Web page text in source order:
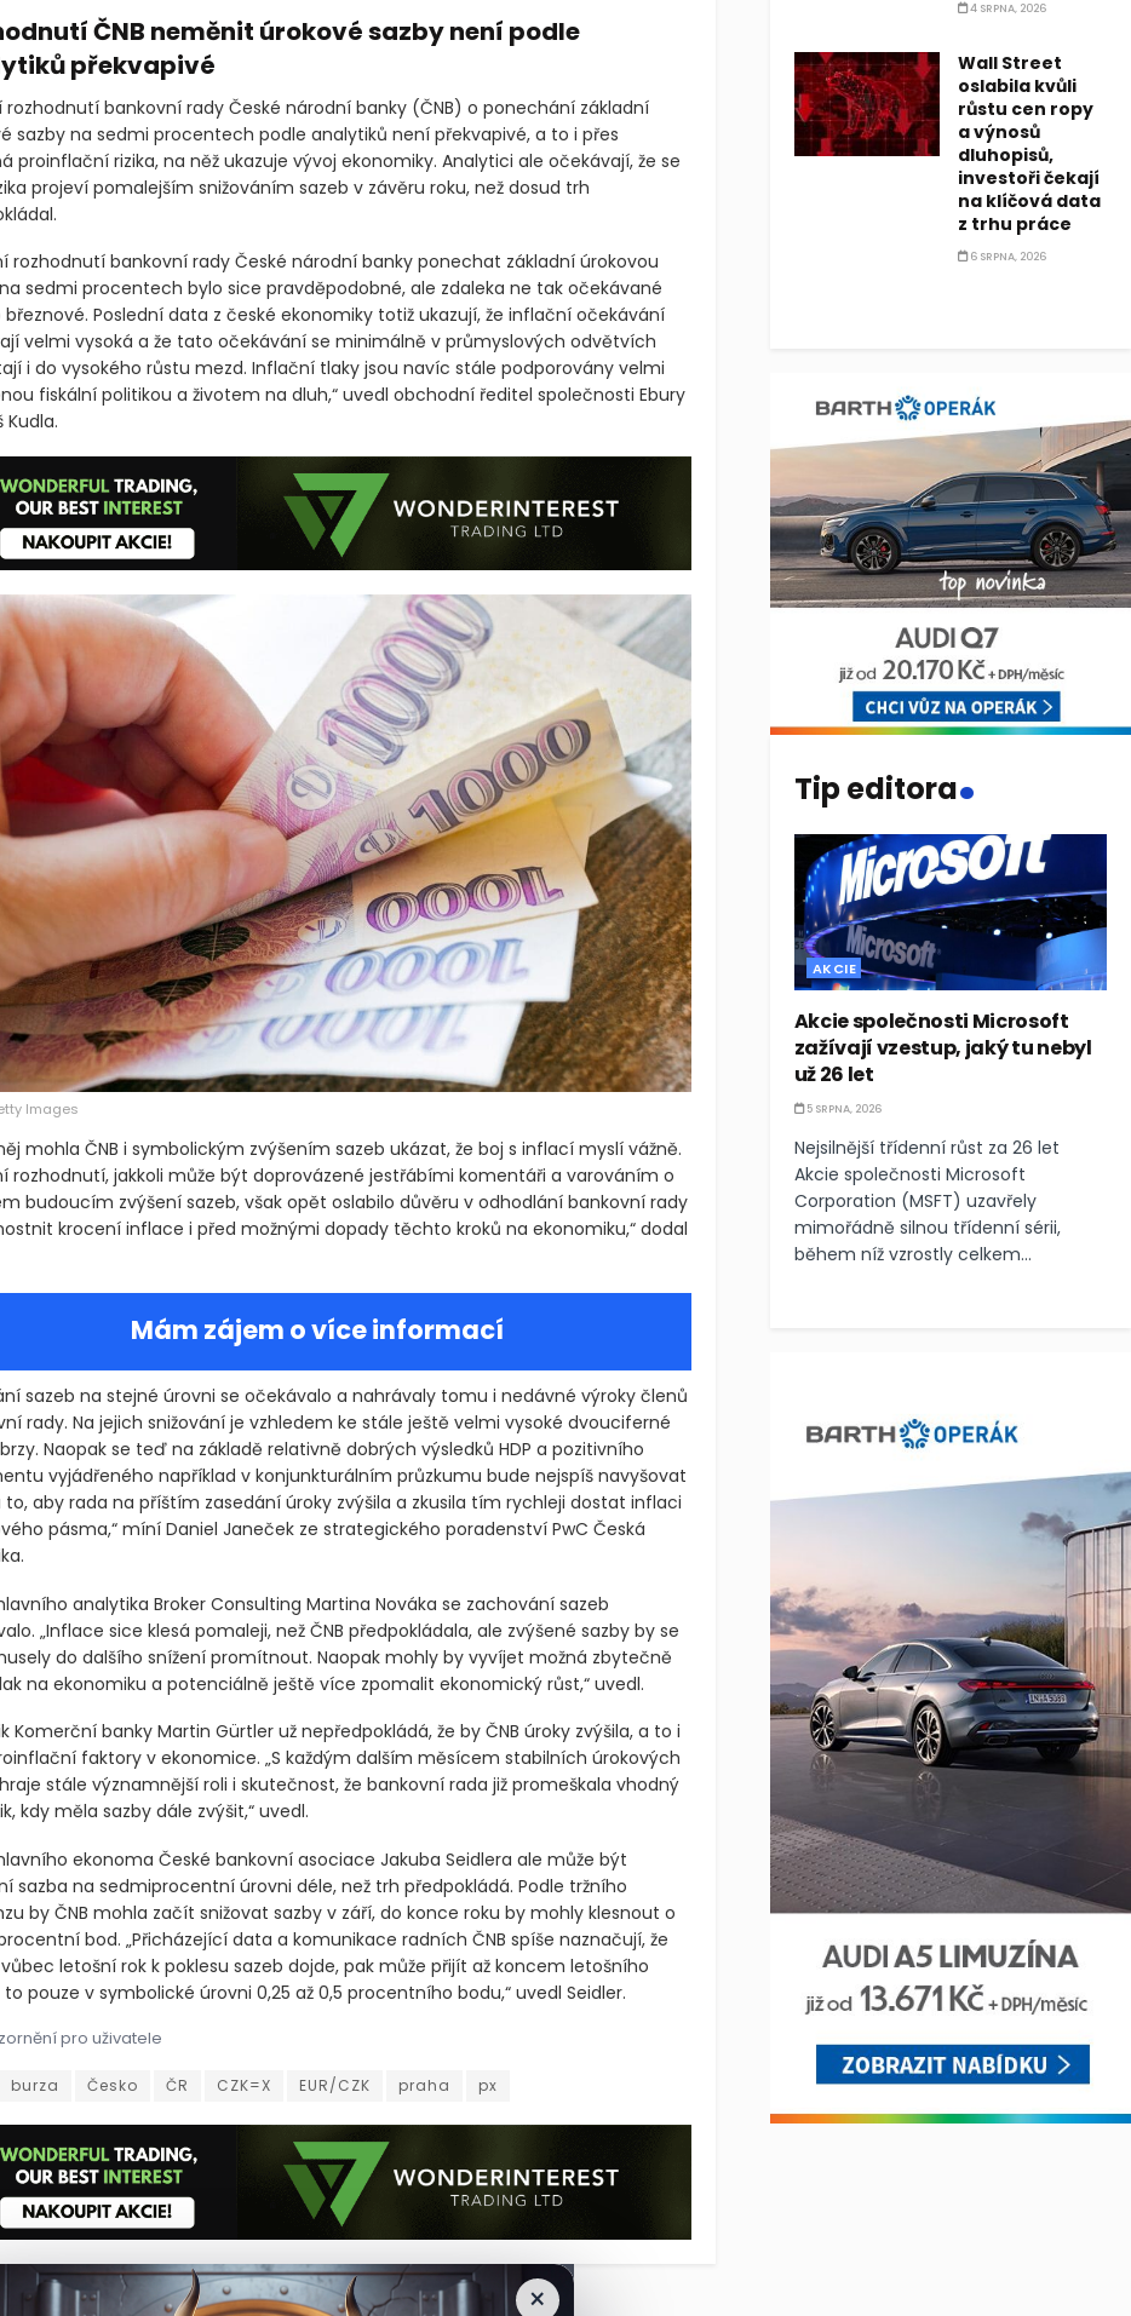
ČNB neměnit úrokové sazby není podle
překvapivé
rozhodnutí bankovní rady České národní banky (ČNB) o ponechání základní
sazby na sedmi procentech podle analytiků není překvapivé, a to i přes
proinflační rizika, na něž ukazuje vývoj ekonomiky. Analytici ale očekávají, že se
projeví pomalejším snižováním sazeb v závěru roku, než dosud trh
rozhodnutí bankovní rady České národní banky ponechat základní úrokovou
sedmi procentech bylo sice pravděpodobné, ale zdaleka ne tak očekávané
březnové. Poslední data z české ekonomiky totiž ukazují, že inflační očekávání
velmi vysoká a že tato očekávání se minimálně v průmyslových odvětvích
i do vysokého růstu mezd. Inflační tlaky jsou navíc stále podporovány velmi
fiskální politikou a životem na dluh,“ uvedl obchodní ředitel společnosti Ebury
Kudla.
Images
mohla ČNB i symbolickým zvýšením sazeb ukázat, že boj s inflací myslí vážně.
rozhodnutí, jakkoli může být doprovázené jestřábími komentáři a varováním o
budoucím zvýšení sazeb, však opět oslabilo důvěru v odhodlání bankovní rady
krocení inflace i před možnými dopady těchto kroků na ekonomiku,“ dodal
Mám zájem o více informací
sazeb na stejné úrovni se očekávalo a nahrávaly tomu i nedávné výroky členů
rady. Na jejich snižování je vzhledem ke stále ještě velmi vysoké dvouciferné
Naopak se teď na základě relativně dobrých výsledků HDP a pozitivního
vyjádřeného například v konjunkturálním průzkumu bude nejspíš navyšovat
to, aby rada na příštím zasedání úroky zvýšila a zkusila tím rychleji dostat inflaci
pásma,“ míní Daniel Janeček ze strategického poradenství PwC Česká
analytika Broker Consulting Martina Nováka se zachování sazeb
„Inflace sice klesá pomaleji, než ČNB předpokládala, ale zvýšené sazby by se
do dalšího snížení promítnout. Naopak mohly by vyvíjet možná zbytečně
na ekonomiku a potenciálně ještě více zpomalit ekonomický růst,“ uvedl.
Komerční banky Martin Gürtler už nepředpokládá, že by ČNB úroky zvýšila, a to i
faktory v ekonomice. „S každým dalším měsícem stabilních úrokových
stále významnější roli i skutečnost, že bankovní rada již promeškala vhodný
kdy měla sazby dále zvýšit,“ uvedl.
ekonoma České bankovní asociace Jakuba Seidlera ale může být
sazba na sedmiprocentní úrovni déle, než trh předpokládá. Podle tržního
by ČNB mohla začít snižovat sazby v září, do konce roku by mohly klesnout o
bod. „Přicházející data a komunikace radních ČNB spíše naznačují, že
letošní rok k poklesu sazeb dojde, pak může přijít až koncem letošního
to pouze v symbolické úrovni 0,25 až 0,5 procentního bodu,“ uvedl Seidler.
pro uživatele
burza dnes mírně posílila jen díky zdražení akcií ČEZ Pražská burza dnes mírně posílila jen díky zdražení akcií energetické firmy
burza Česko ČR CZK=X EUR/CZK praha px
×
4 SRPNA, 2026
Wall Street
oslabila kvůli
růstu cen ropy
a výnosů
dluhopisů,
investoři čekají
na klíčová data
z trhu práce
6 SRPNA, 2026
Tip editora.
AKCIE
Akcie společnosti Microsoft
zažívají vzestup, jaký tu nebyl
už 26 let
5 SRPNA, 2026
Nejsilnější třídenní růst za 26 let
Akcie společnosti Microsoft
Corporation (MSFT) uzavřely
mimořádně silnou třídenní sérii,
během níž vzrostly celkem...